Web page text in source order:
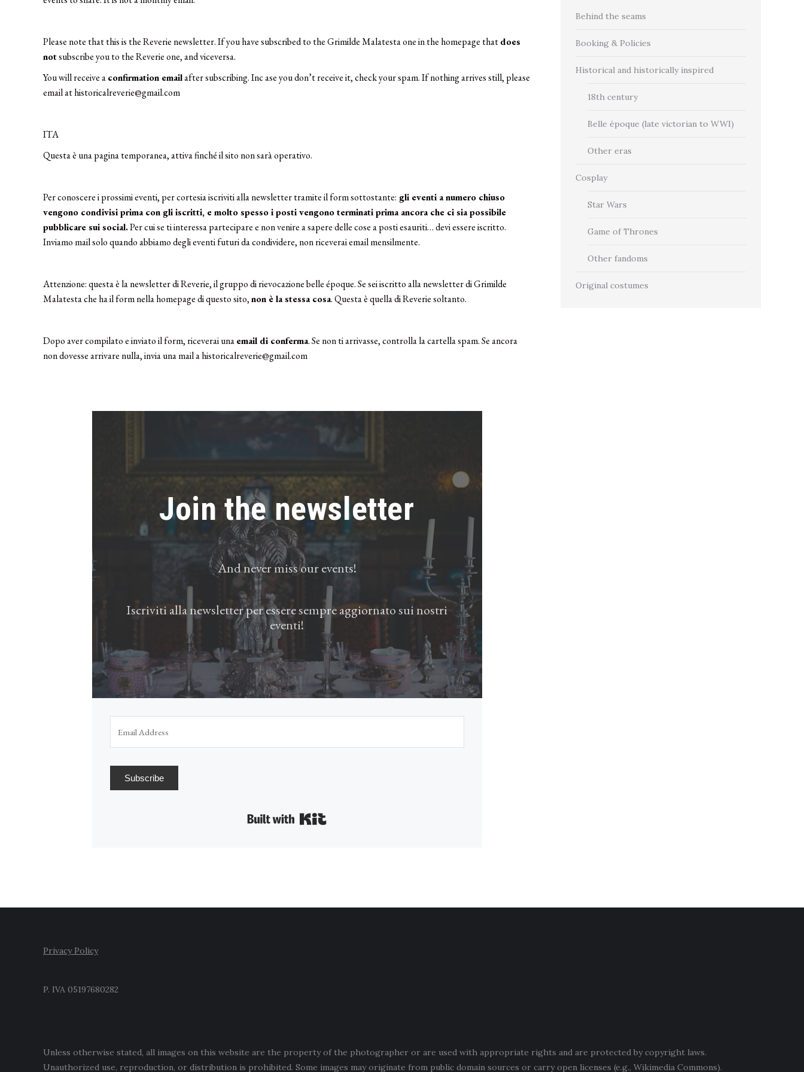
Please note that this is the Reverie newsletter. If you have subscribed to the Grimilde Malatesta one in the homepage thatdoes
notsubscribe you to the Reverie one, and viceversa.
You will receive aconfirmation emailafter subscribing. Inc ase you don’t receive it, check your spam. If nothing arrives still, please
email athistoricalreverie@gmail.com
ITA
Questa è una pagina temporanea, attiva finché il sito non sarà operativo.
Per conoscere i prossimi eventi, per cortesia iscriviti alla newsletter tramite il form sottostante: gli eventi a numero chiuso
vengono condivisi prima con gli iscritti, e molto spesso i posti vengono terminati prima ancora che ci sia possibile
pubblicare sui social.Per cui se ti interessa partecipare e non venire a sapere delle cose a posti esauriti… devi essere iscritto.
Inviamo mail solo quando abbiamo degli eventi futuri da condividere, non riceverai email mensilmente.
Attenzione: questa è la newsletter di Reverie, il gruppo di rievocazione belle époque. Se sei iscritto alla newsletter di Grimilde
Malatesta che ha il form nella homepage di questo sito,non è la stessa cosa. Questa è quella di Reverie soltanto.
Dopo aver compilato e inviato il form, riceverai unaemail di conferma. Se non ti arrivasse, controlla la cartella spam. Se ancora
non dovesse arrivare nulla, invia una mail ahistoricalreverie@gmail.com
Join the newsletter
And never miss our events!
Iscriviti alla newsletter per essere sempre aggiornato sui nostri
eventi!
Subscribe
Behind the seams
Booking & Policies
Historical and historically inspired
18th century
Belle époque (late victorian to WWI)
Other eras
Cosplay
Star Wars
Game of Thrones
Other fandoms
Original costumes
Privacy Policy
P. IVA 05197680282
Unless otherwise stated, all images on this website are the property of the photographer or are used with appropriate rights and are protected by copyright laws.
Unauthorized use, reproduction, or distribution is prohibited. Some images may originate from public domain sources or carry open licenses (e.g., Wikimedia Commons).